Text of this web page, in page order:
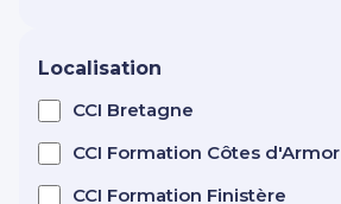
Formation de formateur
Horlogerie
Hôtellerie Restauration
Localisation
CCI Bretagne
CCI Formation Côtes d'Armor
CCI Formation Finistère